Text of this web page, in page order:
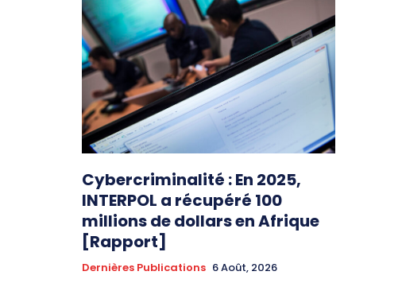
Cybercriminalité : En 2025,
INTERPOL a récupéré 100
millions de dollars en Afrique
[Rapport]
Dernières Publications 6 Août, 2026